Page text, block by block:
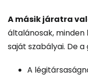
A másik járatra
általánosak,
saját szabályai. De
A